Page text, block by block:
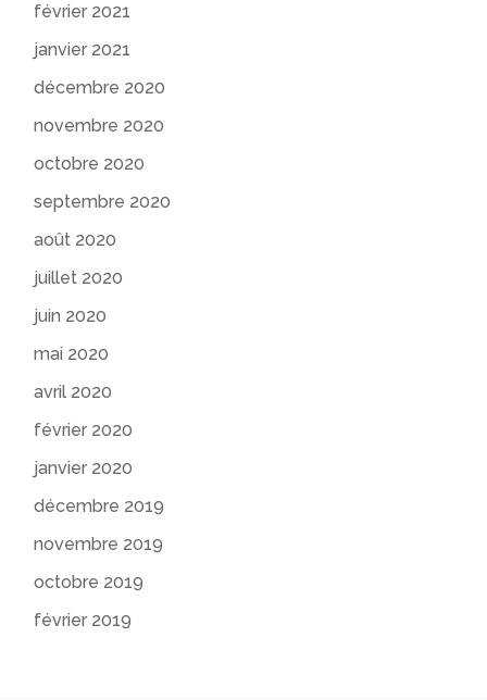
février 2021
janvier 2021
décembre 2020
novembre 2020
octobre 2020
septembre 2020
août 2020
juillet 2020
juin 2020
mai 2020
avril 2020
février 2020
janvier 2020
décembre 2019
novembre 2019
octobre 2019
février 2019